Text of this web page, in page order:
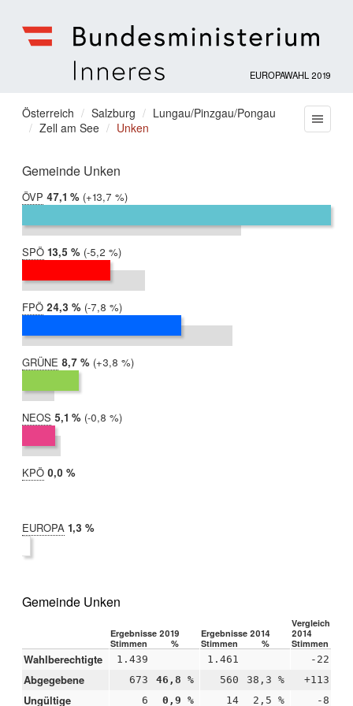
für
Inneres
EUROPAWAHL 2019
Sie
befinden
hier:
Österreich Salzburg
Lungau/Pinzgau/Pongau
Zell am See
Unken
Gemeinde Unken
ÖVP 2019:
47,1 %
2014:
33,3 %
Differenz:
+13,7 %
SPÖ 2019:
13,5 %
2014:
18,7 %
Differenz:
-5,2 %
FPÖ 2019:
24,3 %
2014:
32,1 %
Differenz:
-7,8 %
GRÜNE 2019:
8,7 %
2014:
4,9 %
Differenz:
+3,8 %
NEOS 2019:
5,1 %
2014:
5,9 %
Differenz:
-0,8 %
KPÖ 2019:
0,0 %
EUROPA 2019:
1,3 %
Gemeinde Unken
Ergebnisse 2019 Ergebnisse 2014
Vergleich
2014
Stimmen
% Stimmen % Stimmen
Wahlberechtigte 1.439 1.461 -22
Abgegebene 673 46,8 % 560 38,3 % +113
Ungültige 6 0,9 % 14 2,5 % -8